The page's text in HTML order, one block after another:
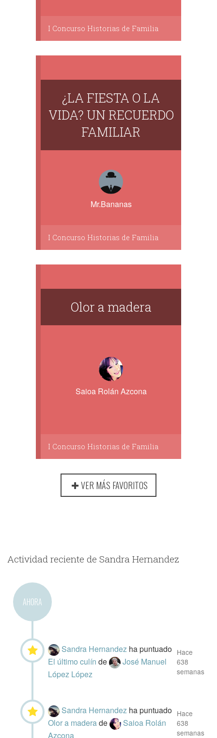
I Concurso Historias de Familia
¿LA FIESTA O LA
VIDA? UN RECUERDO
FAMILIAR
Mr.Bananas
I Concurso Historias de Familia
Olor a madera
Saioa Rolán Azcona
I Concurso Historias de Familia
VER MÁS FAVORITOS
Actividad reciente de Sandra Hernandez
AHORA
Sandra Hernandez ha puntuado
El último culínde
José Manuel
López López
Hace
638
semanas
Sandra Hernandez ha puntuado
Olor a maderade
Saioa Rolán
Azcona
Hace
638
semanas